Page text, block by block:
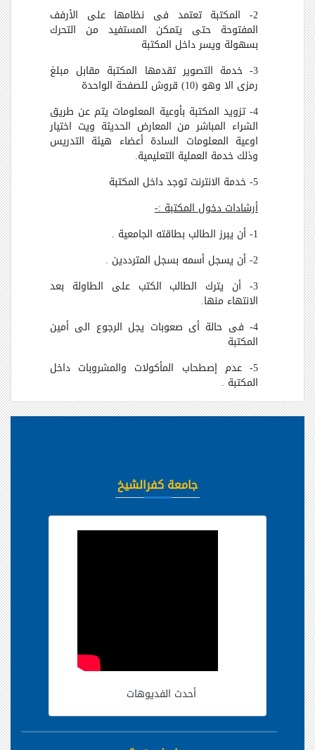
2- المكتبة تعتمد فى نظامها على الأرفف
المفتوحة حتى يتمكن المستفيد من التحرك
بسهولة ويسر داخل المكتبة
3- خدمة التصوير تقدمها المكتبة مقابل مبلغ
رمزى الا وهو (10) قروش للصفحة الواحدة
4- تزويد المكتبة بأوعية المعلومات يتم عن طريق
الشراء المباشر من المعارض الحديثة ويت اختيار
اوعية المعلومات السادة أعضاء هيئة التدريس
وذلك خدمة العملية التعليمية.
5- خدمة الانترنت توجد داخل المكتبة
أرشادات دخول المكتبة :-
1- أن يبرز الطالب بطاقته الجامعية .
2- أن يسجل أسمه بسجل المترددين .
3- أن يترك الطالب الكتب على الطاولة بعد
الانتهاء منها.
4- فى حالة أى صعوبات يجل الرجوع الى أمين
المكتبة
5- عدم إصطحاب المأكولات والمشروبات داخل
المكتبة .
جامعة كفرالشيخ
أحدث الفديوهات